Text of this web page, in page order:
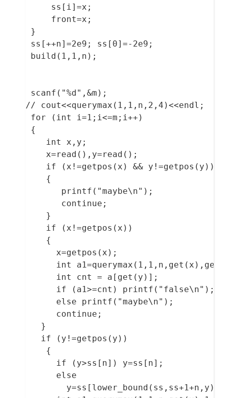
      ss[i]=x;
      front=x;
  }
  ss[++n]=2e9; ss[0]=-2e9;
  build(1,1,n);
  scanf("%d",&m);
// cout<<querymax(1,1,n,2,4)<<endl;
  for (int i=1;i<=m;i++)
  {
     }
     if (x!=getpos(x))
     {
    }
    if (y!=getpos(y))
     {
       if (y>ss[n]) y=ss[n];
       else